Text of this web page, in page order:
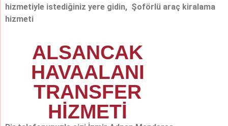
hizmetiyle istediğiniz yere gidin, Şoförlü araç kiralama
hizmeti
ALSANCAK
HAVAALANI
TRANSFER
HİZMETİ